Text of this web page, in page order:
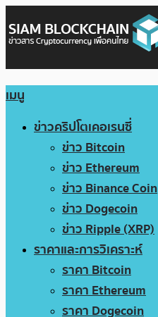
เมนู
ข่าวคริปโตเคอเรนซี่
ข่าว Bitcoin
ข่าว Ethereum
ข่าว Binance Coin
ข่าว Dogecoin
ข่าว Ripple (XRP)
ราคาและการวิเคราะห์
ราคา Bitcoin
ราคา Ethereum
ราคา Dogecoin